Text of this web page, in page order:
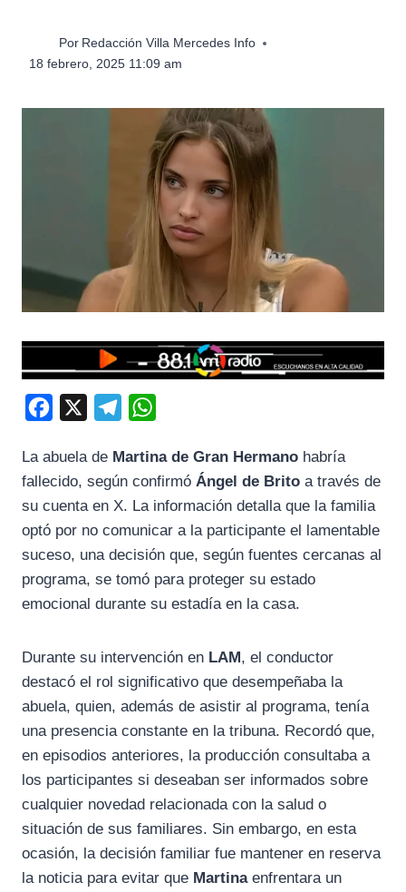
Por Redacción Villa Mercedes Info
18 febrero, 2025 11:09 am
c
e
b
o
k
l
e
g
m
a
t
s
p
La abuela de Martina de Gran Hermano habría
fallecido, según confirmó Ángel de Brito a través de
su cuenta en X. La información detalla que la familia
optó por no comunicar a la participante el lamentable
suceso, una decisión que, según fuentes cercanas al
programa, se tomó para proteger su estado
emocional durante su estadía en la casa.
Durante su intervención en LAM, el conductor
destacó el rol significativo que desempeñaba la
abuela, quien, además de asistir al programa, tenía
una presencia constante en la tribuna. Recordó que,
en episodios anteriores, la producción consultaba a
los participantes si deseaban ser informados sobre
cualquier novedad relacionada con la salud o
situación de sus familiares. Sin embargo, en esta
ocasión, la decisión familiar fue mantener en reserva
la noticia para evitar que Martinaenfrentara un